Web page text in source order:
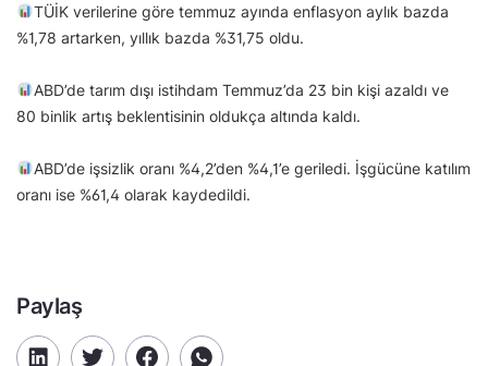
TÜİK verilerine göre temmuz ayında enflasyon aylık bazda
%1,78 artarken, yıllık bazda %31,75 oldu.
ABD’de tarım dışı istihdam Temmuz’da 23 bin kişi azaldı ve
80 binlik artış beklentisinin oldukça altında kaldı.
ABD’de işsizlik oranı %4,2’den %4,1’e geriledi. İşgücüne katılım
oranı ise %61,4 olarak kaydedildi.
Paylaş